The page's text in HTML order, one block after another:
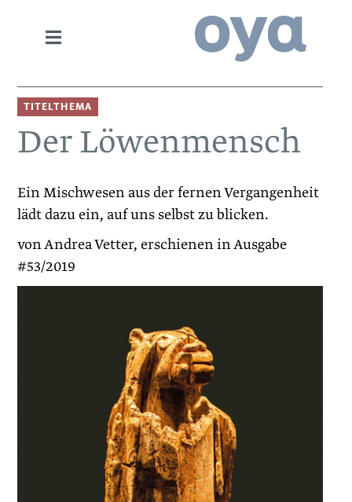
TITELTHEMA
Der Löwenmensch
Ein Mischwesen aus der fernen Vergangenheit
lädt dazu ein, auf uns selbst zu blicken.
von Andrea Vetter, erschienen in Ausgabe
#53/2019